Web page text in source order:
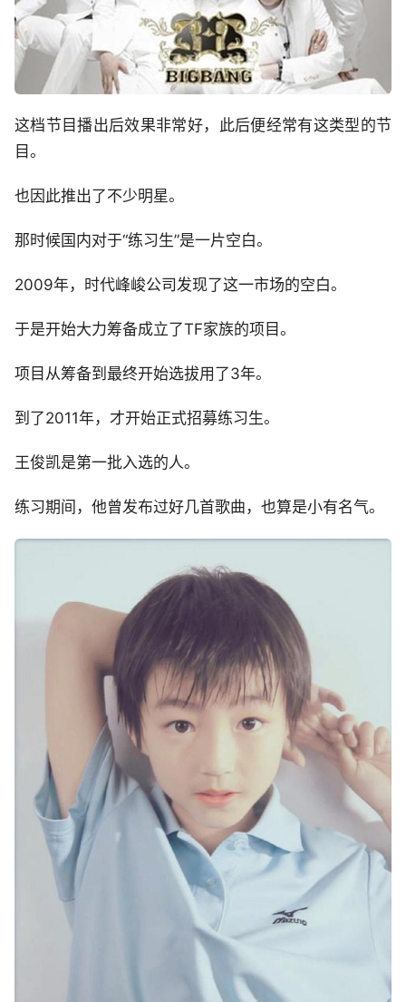
这档节目播出后效果非常好，此后便经常有这类型的节
目。
也因此推出了不少明星。
那时候国内对于“练习生”是一片空白。
2009年，时代峰峻公司发现了这一市场的空白。
于是开始大力筹备成立了TF家族的项目。
项目从筹备到最终开始选拔用了3年。
到了2011年，才开始正式招募练习生。
王俊凯是第一批入选的人。
练习期间，他曾发布过好几首歌曲，也算是小有名气。